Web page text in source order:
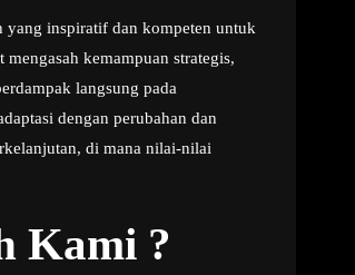
yang inspiratif dan kompeten untuk
kemampuan strategis,
langsung pada
dengan perubahan dan
di mana nilai-nilai
Kami ?